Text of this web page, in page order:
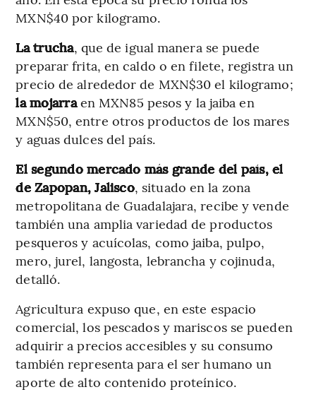
MXN$40 por kilogramo.
La trucha, que de igual manera se puede
preparar frita, en caldo o en filete, registra un
precio de alrededor de MXN$30 el kilogramo;
la mojarraen MXN85 pesos y la jaiba en
MXN$50, entre otros productos de los mares
y aguas dulces del país.
El segundo mercado más grande del país, el
de Zapopan, Jalisco, situado en la zona
metropolitana de Guadalajara, recibe y vende
también una amplia variedad de productos
pesqueros y acuícolas, como jaiba, pulpo,
mero, jurel, langosta, lebrancha y cojinuda,
detalló.
Agricultura expuso que, en este espacio
comercial, los pescados y mariscos se pueden
adquirir a precios accesibles y su consumo
también representa para el ser humano un
aporte de alto contenido proteínico.